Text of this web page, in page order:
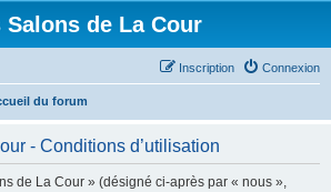
Salons de La Cour
Connexion
Inscription
du forum
- Conditions d’utilisation
de La Cour » (désigné ci-après par « nous »,